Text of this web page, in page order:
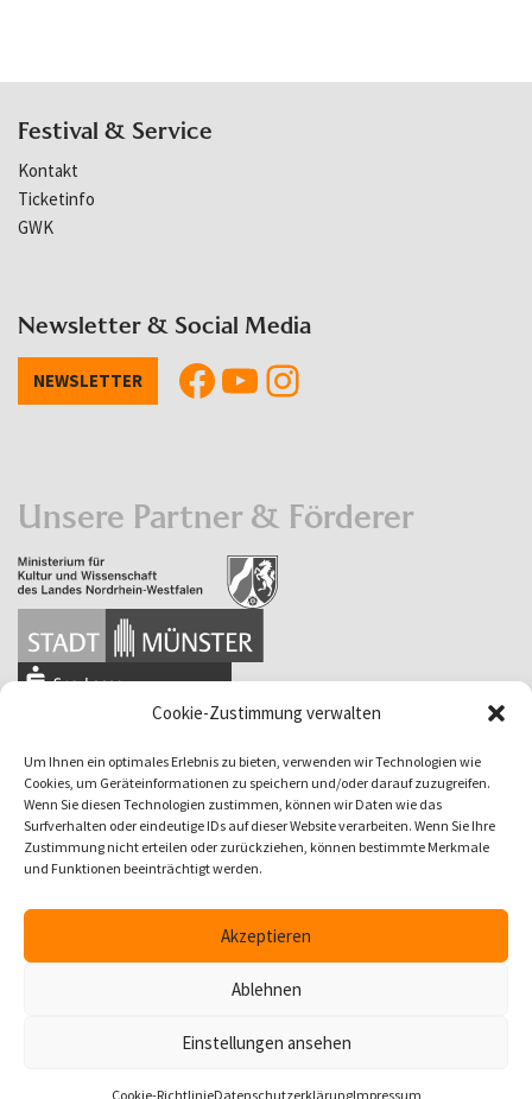
Cookie-Zustimmung verwalten
Um Ihnen ein optimales Erlebnis zu bieten, verwenden wir Technologien wie
Cookies, um Geräteinformationen zu speichern und/oder darauf zuzugreifen.
Wenn Sie diesen Technologien zustimmen, können wir Daten wie das
Surfverhalten oder eindeutige IDs auf dieser Website verarbeiten. Wenn Sie Ihre
Zustimmung nicht erteilen oder zurückziehen, können bestimmte Merkmale
und Funktionen beeinträchtigt werden.
Akzeptieren
Ablehnen
Einstellungen ansehen
Cookie-RichtlinieDatenschutzerklärungImpressum
Festival & Service
Kontakt
Ticketinfo
GWK
Newsletter & Social Media
NEWSLETTER
Unsere Partner & Förderer